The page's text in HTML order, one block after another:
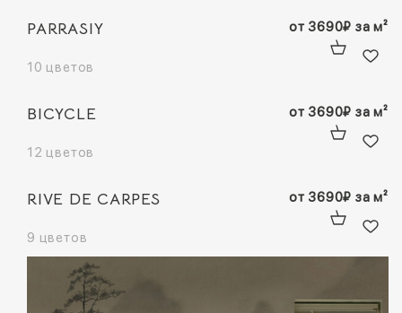
PARRASIY
10 цветов
от 3690₽ за м²
BICYCLE
12 цветов
от 3690₽ за м²
RIVE DE CARPES
9 цветов
от 3690₽ за м²